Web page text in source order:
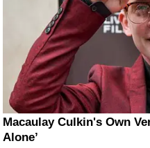
Macaulay Culkin's Own
Alone’